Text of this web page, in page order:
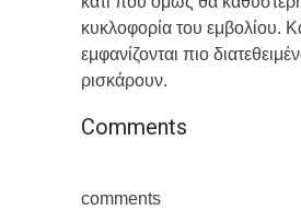
κυκλοφορία του εμβολίου.
εμφανίζονται πιο
ρισκάρουν.
Comments
comments